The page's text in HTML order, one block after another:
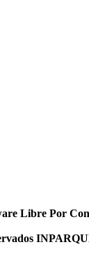
Libre Por